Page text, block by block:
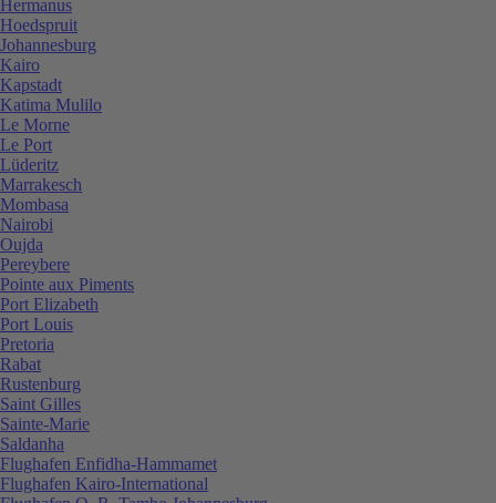
Hermanus
Hoedspruit
Johannesburg
Kairo
Kapstadt
Katima Mulilo
Le Morne
Le Port
Lüderitz
Marrakesch
Mombasa
Nairobi
Oujda
Pereybere
Pointe aux Piments
Port Elizabeth
Port Louis
Pretoria
Rabat
Rustenburg
Saint Gilles
Sainte-Marie
Saldanha
Flughafen Enfidha-Hammamet
Flughafen Kairo-International